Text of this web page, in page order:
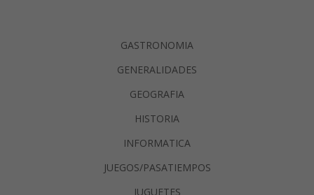
GASTRONOMIA
GENERALIDADES
GEOGRAFIA
HISTORIA
INFORMATICA
JUEGOS/PASATIEMPOS
JUGUETES